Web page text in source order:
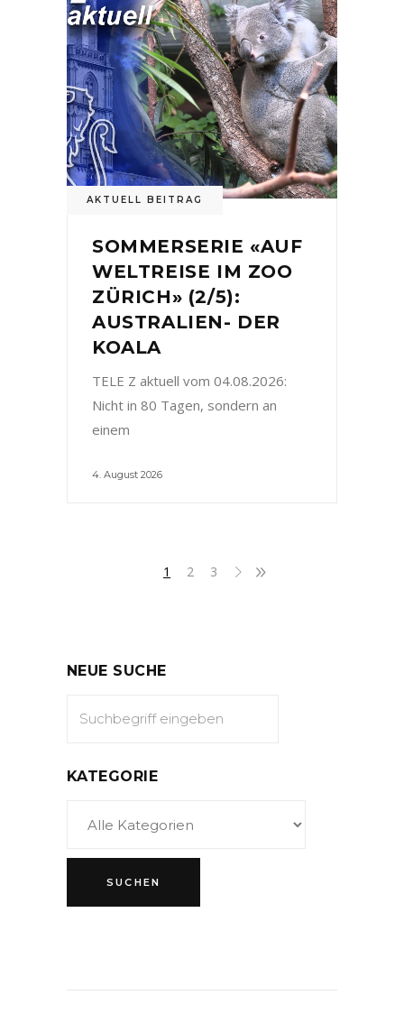
AKTUELL BEITRAG
SOMMERSERIE «AUF
WELTREISE IM ZOO
ZÜRICH» (2/5):
AUSTRALIEN- DER
KOALA
TELE Z aktuell vom 04.08.2026:
Nicht in 80 Tagen, sondern an
einem
4. August 2026
1 2 3
NEUE SUCHE
KATEGORIE